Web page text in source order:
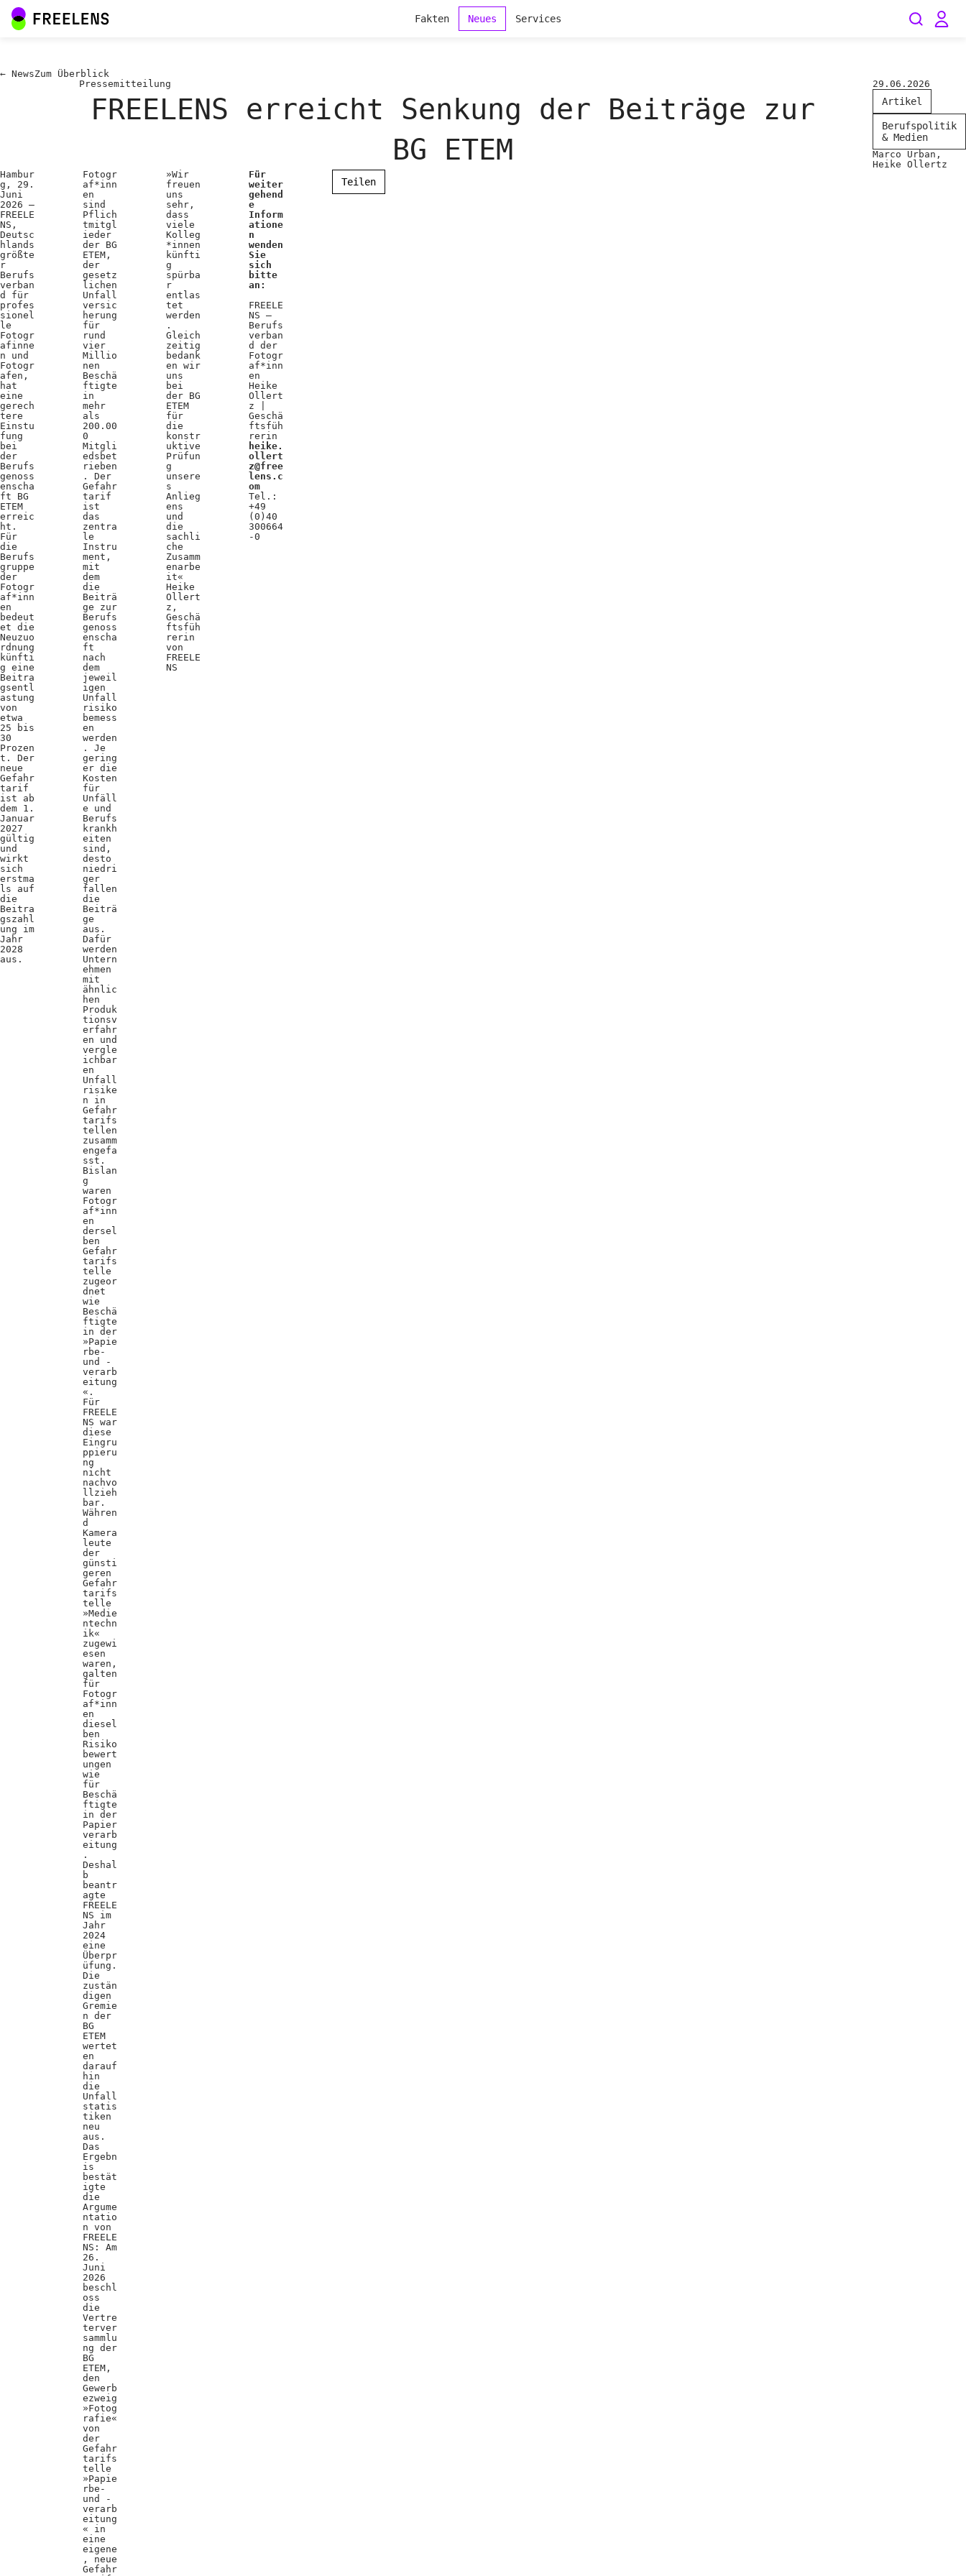
Fakten Neues Services
← NewsZum Überblick
Pressemitteilung
FREELENS erreicht Senkung der Beiträge zur
BG ETEM
29.06.2026
Artikel
Berufspolitik
& Medien
Marco Urban,
Heike Ollertz
Hambur
g, 29.
Juni
2026 –
FREELE
NS,
Deutsc
hlands
größte
r
Berufs
verban
d für
profes
sionel
le
Fotogr
afinne
n und
Fotogr
afen,
hat
eine
gerech
tere
Einstu
fung
bei
der
Berufs
genoss
enscha
ft BG
ETEM
erreic
ht.
Für
die
Berufs
gruppe
der
Fotogr
af*inn
en
bedeut
et die
Neuzuo
rdnung
künfti
g eine
Beitra
gsentl
astung
von
etwa
25 bis
30
Prozen
t. Der
neue
Gefahr
tarif
ist ab
dem 1.
Januar
2027
gültig
und
wirkt
sich
erstma
ls auf
die
Beitra
gszahl
ung im
Jahr
2028
aus.
Fotogr
af*inn
en
sind
Pflich
tmitgl
ieder
der BG
ETEM,
der
gesetz
lichen
Unfall
versic
herung
für
rund
vier
Millio
nen
Beschä
ftigte
in
mehr
als
200.00
0
Mitgli
edsbet
rieben
. Der
Gefahr
tarif
ist
das
zentra
le
Instru
ment,
mit
dem
die
Beiträ
ge zur
Berufs
genoss
enscha
ft
nach
dem
jeweil
igen
Unfall
risiko
bemess
en
werden
. Je
gering
er die
Kosten
für
Unfäll
e und
Berufs
krankh
eiten
sind,
desto
niedri
ger
fallen
die
Beiträ
ge
aus.
Dafür
werden
Untern
ehmen
mit
ähnlic
hen
Produk
tionsv
erfahr
en und
vergle
ichbar
en
Unfall
risike
n in
Gefahr
tarifs
tellen
zusamm
engefa
sst.
Bislan
g
waren
Fotogr
af*inn
en
dersel
ben
Gefahr
tarifs
telle
zugeor
dnet
wie
Beschä
ftigte
in der
»Papie
rbe-
und -
verarb
eitung
«.
Für
FREELE
NS war
diese
Eingru
ppieru
ng
nicht
nachvo
llzieh
bar.
Währen
d
Kamera
leute
der
günsti
geren
Gefahr
tarifs
telle
»Medie
ntechn
ik«
zugewi
esen
waren,
galten
für
Fotogr
af*inn
en
diesel
ben
Risiko
bewert
ungen
wie
für
Beschä
ftigte
in der
Papier
verarb
eitung
.
Deshal
b
beantr
agte
FREELE
NS im
Jahr
2024
eine
Überpr
üfung.
Die
zustän
digen
Gremie
n der
BG
ETEM
wertet
en
darauf
hin
die
Unfall
statis
tiken
neu
aus.
Das
Ergebn
is
bestät
igte
die
Argume
ntatio
n von
FREELE
NS: Am
26.
Juni
2026
beschl
oss
die
Vertre
terver
sammlu
ng der
BG
ETEM,
den
Gewerb
ezweig
»Fotog
rafie«
von
der
Gefahr
tarifs
telle
»Papie
rbe-
und -
verarb
eitung
« in
eine
eigene
, neue
Gefahr
»Wir
freuen
uns
sehr,
dass
viele
Kolleg
*innen
künfti
g
spürba
r
entlas
tet
werden
.
Gleich
zeitig
bedank
en wir
uns
bei
der BG
ETEM
für
die
konstr
uktive
Prüfun
g
unsere
s
Anlieg
ens
und
die
sachli
che
Zusamm
enarbe
it«
Heike
Ollert
z,
Geschä
ftsfüh
rerin
von
FREELE
NS
Für
weiter
gehend
e
Inform
atione
n
wenden
Sie
sich
bitte
an:
FREELE
NS –
Berufs
verban
d der
Fotogr
af*inn
en
Heike
Ollert
z |
Geschä
ftsfüh
rerin
heike.
ollert
z@free
lens.c
om
Tel.:
+49
(0)40
300664
-0
Teilen